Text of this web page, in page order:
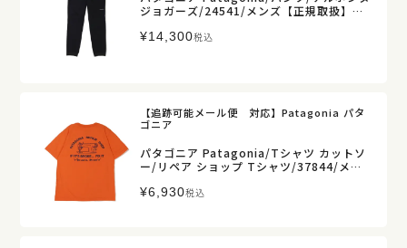
ジョガーズ/24541/メンズ【正規取扱】販
¥14,300税込
【追跡可能メール便 対応】Patagonia パタ
ゴニア
パタゴニア Patagonia/Tシャツ カットソ
ー/リペア ショップ Tシャツ/37844/メン
¥6,930税込